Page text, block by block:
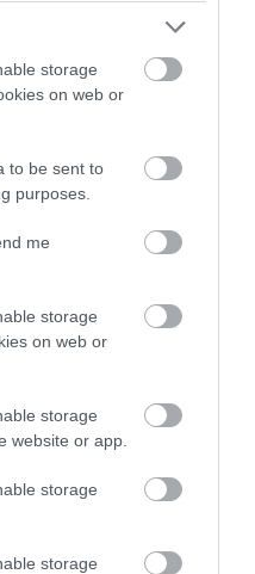
storage
on web or
to be sent to
purposes.
me
storage
on web or
storage
website or app.
storage
storage
έλαβε το χρίσμα
την
λόμπι να μην